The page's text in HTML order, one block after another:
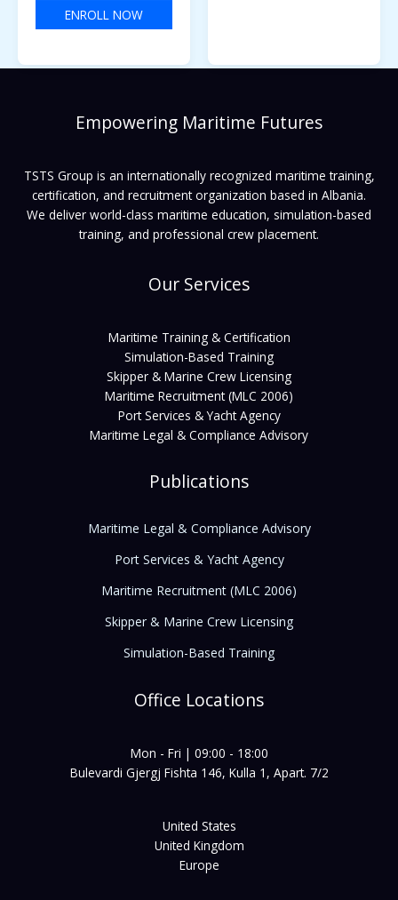
ENROLL NOW
Empowering Maritime Futures
TSTS Group is an internationally recognized maritime training,
certification, and recruitment organization based in Albania.
We deliver world-class maritime education, simulation-based
training, and professional crew placement.
Our Services
Maritime Training & Certification
Simulation-Based Training
Skipper & Marine Crew Licensing
Maritime Recruitment (MLC 2006)
Port Services & Yacht Agency
Maritime Legal & Compliance Advisory
Publications
Maritime Legal & Compliance Advisory
Port Services & Yacht Agency
Maritime Recruitment (MLC 2006)
Skipper & Marine Crew Licensing
Simulation-Based Training
Office Locations
Mon - Fri | 09:00 - 18:00
Bulevardi Gjergj Fishta 146, Kulla 1, Apart. 7/2
United States
United Kingdom
Europe